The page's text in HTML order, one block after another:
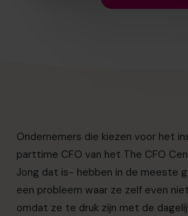
Ondernemers die kiezen voor het
parttime CFO van het The CFO
Jong dat is- hebben in de meeste
een probleem waar ze zelf even
omdat ze te druk zijn met de